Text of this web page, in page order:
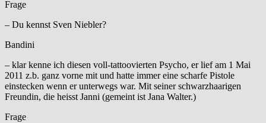
Frage
– Du kennst Sven Niebler?
Bandini
– klar kenne ich diesen voll-tattoovierten Psycho, er lief am 1 Mai
2011 z.b. ganz vorne mit und hatte immer eine scharfe Pistole
einstecken wenn er unterwegs war. Mit seiner schwarzhaarigen
Freundin, die heisst Janni (gemeint ist Jana Walter.)
Frage